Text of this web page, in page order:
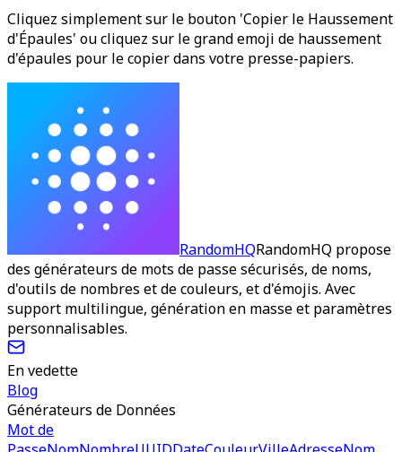
Cliquez simplement sur le bouton 'Copier le Haussement
d'Épaules' ou cliquez sur le grand emoji de haussement
d'épaules pour le copier dans votre presse-papiers.
RandomHQRandomHQ propose
des générateurs de mots de passe sécurisés, de noms,
d'outils de nombres et de couleurs, et d'émojis. Avec
support multilingue, génération en masse et paramètres
personnalisables.
En vedette
Blog
Générateurs de Données
Mot de